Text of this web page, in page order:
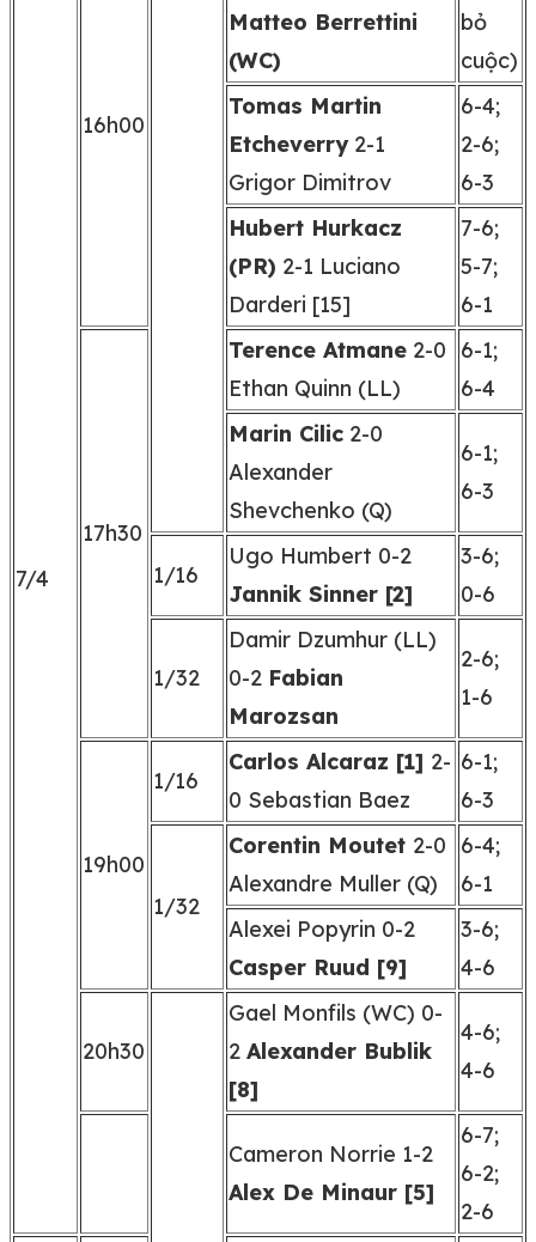
7/4
16h00
Matteo Berrettini
(WC)
bỏ
cuộc)
Tomas Martin
Etcheverry2-1
Grigor Dimitrov
6-4;
2-6;
6-3
Hubert Hurkacz
(PR) 2-1 Luciano
Darderi [15]
7-6;
5-7;
6-1
17h30
Terence Atmane 2-0
Ethan Quinn (LL)
6-1;
6-4
Marin Cilic 2-0
Alexander
Shevchenko (Q)
6-1;
6-3
1/16
Ugo Humbert 0-2
Jannik Sinner [2]
3-6;
0-6
1/32
Damir Dzumhur (LL)
0-2 Fabian
Marozsan
2-6;
1-6
19h00
1/16
Carlos Alcaraz [1] 2-
0 Sebastian Baez
6-1;
6-3
1/32
Corentin Moutet 2-0
Alexandre Muller (Q)
6-4;
6-1
Alexei Popyrin 0-2
Casper Ruud [9]
3-6;
4-6
20h30
Gael Monfils (WC) 0-
2 Alexander Bublik
[8]
4-6;
4-6
Cameron Norrie 1-2
Alex De Minaur [5]
6-7;
6-2;
2-6